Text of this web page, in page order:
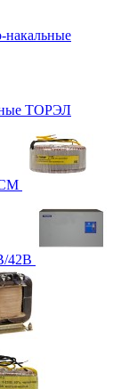
накальные
ТОРЭЛ
42В